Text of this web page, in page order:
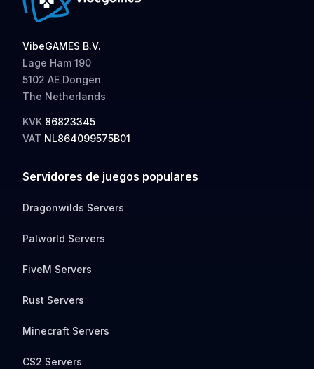
VibeGAMES B.V.
Lage Ham 190
5102 AE Dongen
The Netherlands
KVK 86823345
VAT NL864099575B01
Servidores de juegos populares
Dragonwilds Servers
Palworld Servers
FiveM Servers
Rust Servers
Minecraft Servers
CS2 Servers